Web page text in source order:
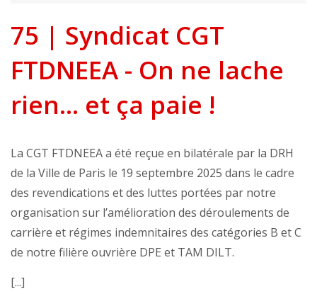
75 | Syndicat CGT
FTDNEEA - On ne lache
rien... et ça paie !
La CGT FTDNEEA a été reçue en bilatérale par la DRH
de la Ville de Paris le 19 septembre 2025 dans le cadre
des revendications et des luttes portées par notre
organisation sur l’amélioration des déroulements de
carrière et régimes indemnitaires des catégories B et C
de notre filière ouvrière DPE et TAM DILT.
[...]